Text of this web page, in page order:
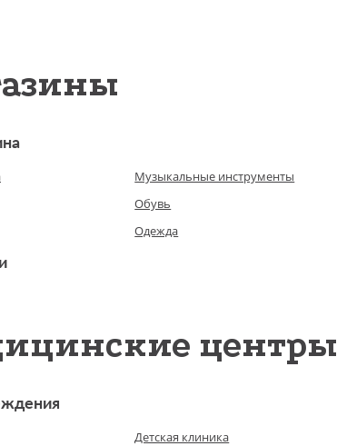
Музыкальные инструменты
Обувь
Одежда
центры
Детская клиника